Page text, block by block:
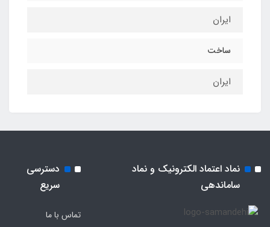
ایران
ساخت
ایران
نماد اعتماد الکترونیک و نماد
ساماندهی
دسترسی
سریع
تماس با ما